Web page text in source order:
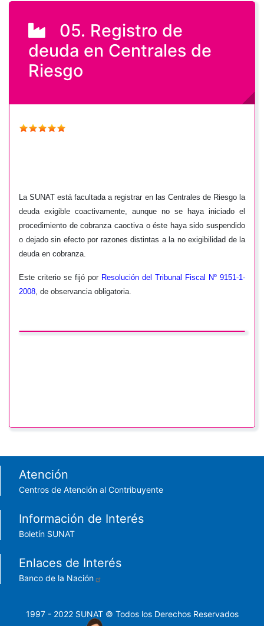
05. Registro de
deuda en Centrales de
Riesgo
La SUNAT está facultada a registrar en las Centrales de Riesgo la
deuda exigible coactivamente, aunque no se haya iniciado el
procedimiento de cobranza caoctiva o éste haya sido suspendido
o dejado sin efecto por razones distintas a la no exigibilidad de la
deuda en cobranza.
Este criterio se fijó por Resolución del Tribunal Fiscal Nº 9151-1-
2008, de observancia obligatoria.
Footer menu
Atención
Centros de Atención al Contribuyente
Información de Interés
Boletín SUNAT
Enlaces de Interés
Banco de la Nación
1997 - 2022 SUNAT © Todos los Derechos Reservados